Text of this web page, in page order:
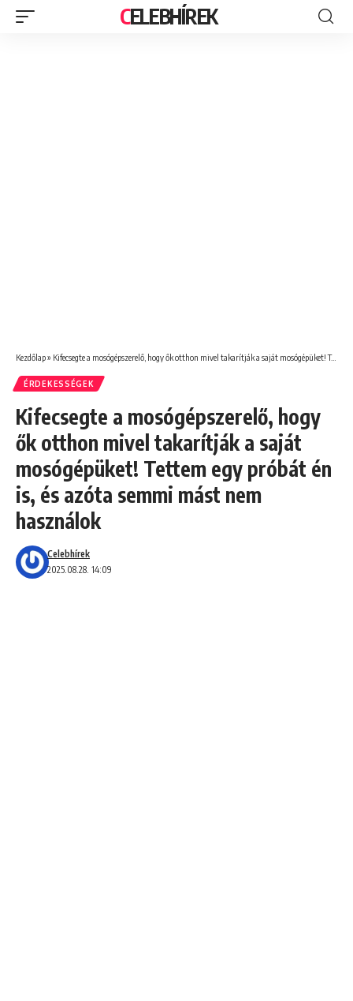
CELEBHÍREK
Kezdőlap» Kifecsegte a mosógépszerelő, hogy ők otthon mivel takarítják a saját mosógépüket! Tettem egy próbát én is, és azóta semmi mást nem használok
ÉRDEKESSÉGEK
Kifecsegte a mosógépszerelő, hogy
ők otthon mivel takarítják a saját
mosógépüket! Tettem egy próbát én
is, és azóta semmi mást nem
használok
2025.08.28. 14:09
Celebhírek